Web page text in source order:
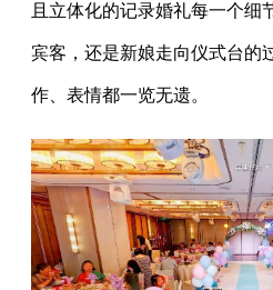
且立体化的记录婚礼每一个细
宾客，还是新娘走向仪式台的
作、表情都一览无遗。